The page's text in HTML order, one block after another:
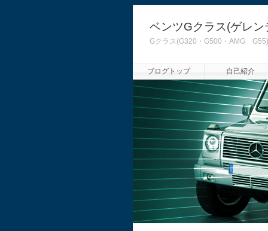
ベンツGクラス(ゲレ
Gクラス(G320・G500・AMG
ブログトップ 自己紹介